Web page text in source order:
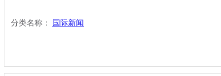
分类名称： 国际新闻